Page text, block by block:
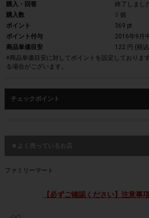
購入・回答
終了しまし
購入数
3 個
ポイント
369 pt
ポイント付与
2016年9月
商品単価目安
122 円 (税
※商品単価目安に対してポイントを設定しておりま
る場合がございます。
チェックポイント
■ よく売っているお店
ファミリーマート
【必ずご確認ください】注意事